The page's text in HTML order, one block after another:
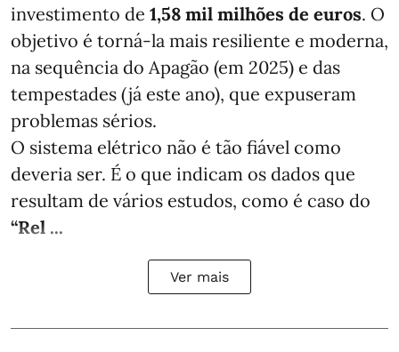
investimento de 1,58 mil milhões de euros. O
objetivo é torná-la mais resiliente e moderna,
na sequência do Apagão (em 2025) e das
tempestades (já este ano), que expuseram
problemas sérios.
O sistema elétrico não é tão fiável como
deveria ser. É o que indicam os dados que
resultam de vários estudos, como é caso do
“Rel ...
Ver mais